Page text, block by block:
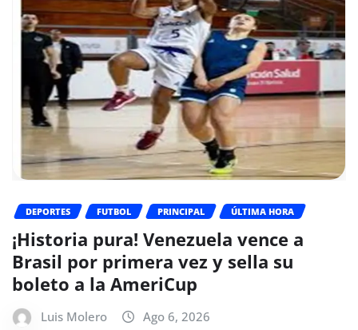
DEPORTES FUTBOL PRINCIPAL ÚLTIMA HORA
¡Historia pura! Venezuela vence a
Brasil por primera vez y sella su
boleto a la AmeriCup
Luis Molero Ago 6, 2026